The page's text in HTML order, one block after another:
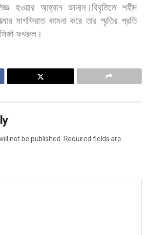
হওয়ার আহ্বান জানান।বিবৃতিতে শহীদ
মাগফিরাত কামনা করে তার স্মৃতির প্রতি
মির্জা ফখরুল।
not be published.
Required fields are